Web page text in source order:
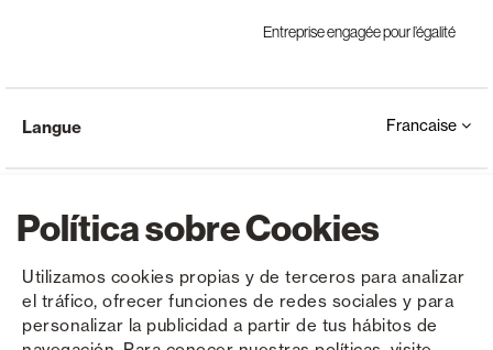
Política sobre Cookies
Utilizamos cookies propias y de terceros para analizar
el tráfico, ofrecer funciones de redes sociales y para
personalizar la publicidad a partir de tus hábitos de
Entreprise engagée pour l’égalité
Copyright © Saxun 2023 - 2026 Politique de confidentialité Avis juridique Cookies
Langue Francaise